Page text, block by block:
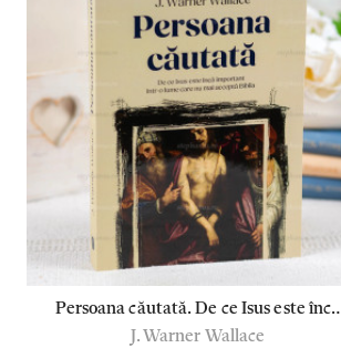
Persoana căutată. De ce Isus este încă
important într-o lume care nu mai
J. Warner Wallace